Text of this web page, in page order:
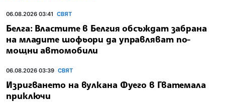
06.08.2026 03:41 СВЯТ
Белга: Властите в Белгия обсъждат забрана
на младите шофьори да управляват по-
мощни автомобили
06.08.2026 03:39 СВЯТ
Изригването на вулкана Фуего в Гватемала
приключи